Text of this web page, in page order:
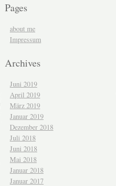
Pages
about me
Impressum
Archives
Juni 2019
April 2019
März 2019
Januar 2019
Dezember 2018
Juli 2018
Juni 2018
Mai 2018
Januar 2018
Januar 2017